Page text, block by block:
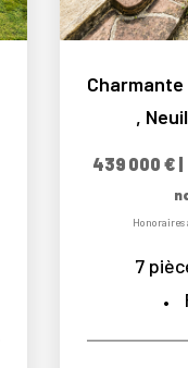
,
439 000 € |
7